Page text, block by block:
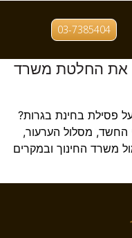
03-7385404
על חשד
את החלטת משרד
פסילת בחינת בגרות?
החשד, מסלול הערעור,
משרד החינוך ובמקרים